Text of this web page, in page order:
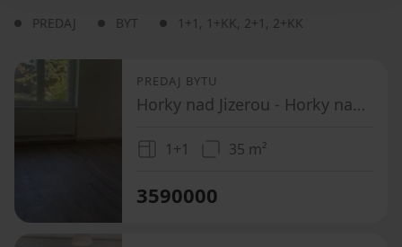
PREDAJ BYT 1+1 , 1+KK, 2+1 , 2+KK
PREDAJ BYTU
Horky nad Jizerou - Horky nad Jizerou, Středočeský kraj
1+1 35 m²
3590000